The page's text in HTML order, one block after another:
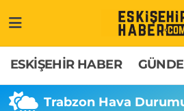
ESKİŞEHİR HABER
Trabzon Hava
GÜNDEM
Hakkımızda
Odunpazarı Trafik